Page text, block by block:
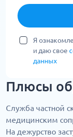
Я
и даю свое
данных
Плюсы
Служба частной
медицинским
На дежурство